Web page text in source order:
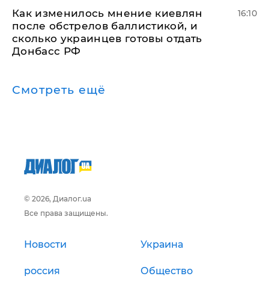
Как изменилось мнение киевлян
после обстрелов баллистикой, и
сколько украинцев готовы отдать
Донбасс РФ
16:10
Смотреть ещё
© 2026, Диалог.ua
Все права защищены.
Новости Украина
россия Общество